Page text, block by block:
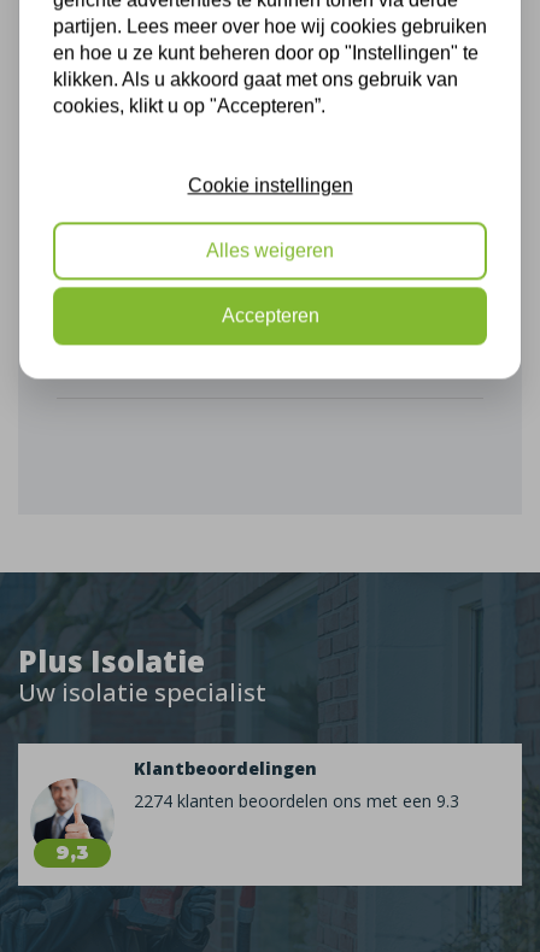
Plus Isolatie
Uw isolatie specialist
9,3
Klantbeoordelingen
2274 klanten beoordelen ons met een 9.3
Naam:
H. Baalhuis
Woonplaats:
Tubbergen
Soort isolatie:
Muurisolatie
Levertijd werkzaamheden
Documentatie materiaal
Kwaliteit van het advies
Kwaliteit v/d uitvoering
partijen. Lees meer over hoe wij cookies gebruiken
en hoe u ze kunt beheren door op "Instellingen" te
klikken. Als u akkoord gaat met ons gebruik van
cookies, klikt u op "Accepteren”.
Cookie instellingen
Alles weigeren
Accepteren